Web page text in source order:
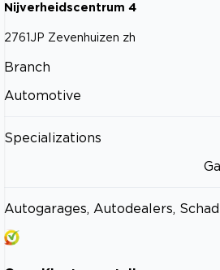
Nijverheidscentrum 4
2761JP Zevenhuizen zh
Branch
Automotive
Specializations
Autogarages, Autodealers,